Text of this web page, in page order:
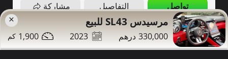
تواصل التفاصيل مشاركة
صور إضافية دبي
× مرسيدس SL43 للبيع
330,000
2023
1,900